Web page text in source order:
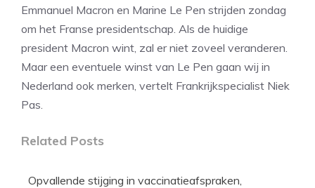
Emmanuel Macron en Marine Le Pen strijden zondag
om het Franse presidentschap. Als de huidige
president Macron wint, zal er niet zoveel veranderen.
Maar een eventuele winst van Le Pen gaan wij in
Nederland ook merken, vertelt Frankrijkspecialist Niek
Pas.
Related Posts
Opvallende stijging in vaccinatieafspraken,